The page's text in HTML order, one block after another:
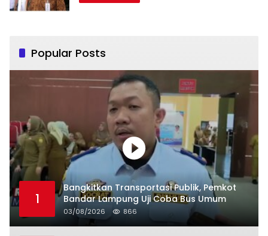
Popular Posts
1
Bangkitkan Transportasi Publik, Pemkot
Bandar Lampung Uji Coba Bus Umum
03/08/2026 866